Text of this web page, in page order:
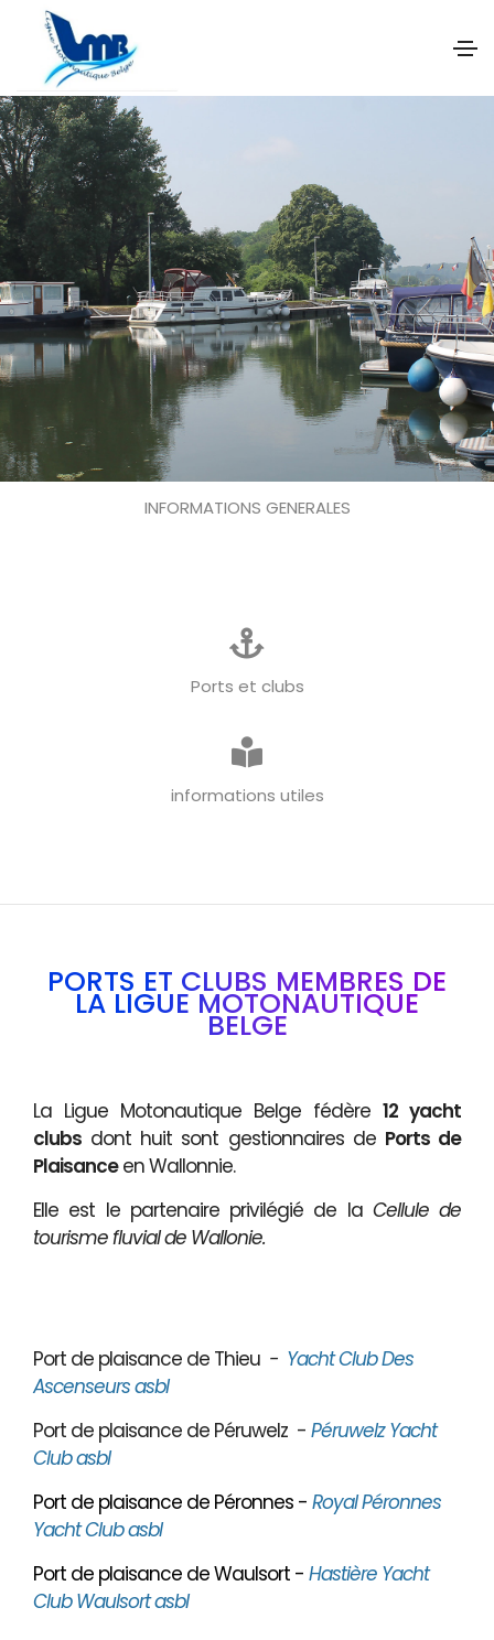
INFORMATIONS GENERALES
Ports et clubs
informations utiles
PORTS ET CLUBS MEMBRES DE
LA LIGUE MOTONAUTIQUE
BELGE
La Ligue Motonautique Belge fédère 12 yacht
clubs dont huit sont gestionnaires de Ports de
Plaisanceen Wallonnie.
Elle est le partenaire privilégié de la Cellule de
tourisme fluvial de Wallonie.
Port de plaisance de Thieu - Yacht Club Des
Ascenseurs asbl
Port de plaisance de Péruwelz - Péruwelz Yacht
Club asbl
Port de plaisance de Péronnes - Royal Péronnes
Yacht Club asbl
Port de plaisance de Waulsort - Hastière Yacht
Club Waulsort asbl